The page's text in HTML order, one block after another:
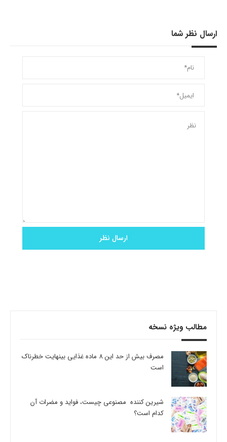
ارسال نظر شما
مطالب ویژه نسخه
مصرف بیش از حد این 8 ماده غذایی بینهایت خطرناک
است
شیرین کننده مصنوعی چیست، فواید و مضرات آن
کدام است؟